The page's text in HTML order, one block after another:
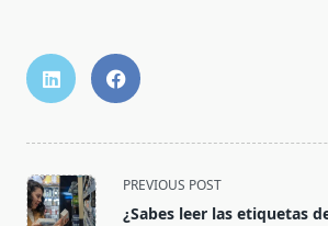
PREVIOUS POST
¿Sabes leer las etiquetas